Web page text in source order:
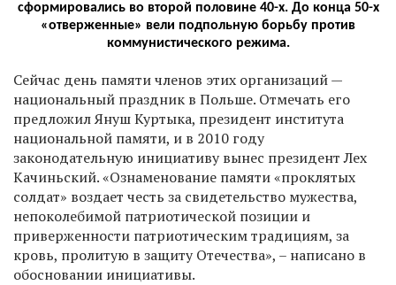
сформировались во второй половине 40-х. До конца 50-х
«отверженные» вели подпольную борьбу против
коммунистического режима.
Сейчас день памяти членов этих организаций —
национальный праздник в Польше. Отмечать его
предложил Януш Куртыка, президент института
национальной памяти, и в 2010 году
законодательную инициативу вынес президент Лех
Качиньский. «Ознаменование памяти «проклятых
солдат» воздает честь за свидетельство мужества,
непоколебимой патриотической позиции и
приверженности патриотическим традициям, за
кровь, пролитую в защиту Отечества», – написано в
обосновании инициативы.